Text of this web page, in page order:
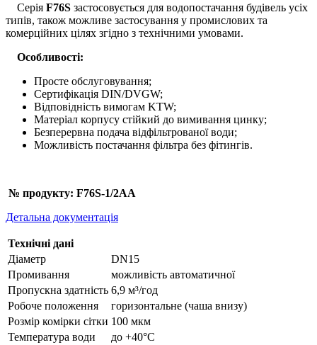
Серія F76S застосовується для водопостачання будівель усіх
типів, також можливе застосування у промислових та
комерційних цілях згідно з технічними умовами.
Особливості:
Просте обслуговування;
Сертифікація DIN/DVGW;
Відповідність вимогам KTW;
Матеріал корпусу стійкий до вимивання цинку;
Безперервна подача відфільтрованої води;
Можливість постачання фільтра без фітингів.
№ продукту: F76S-1/2AA
Детальна документація
Технічні дані
Діаметр
DN15
Промивання
можливість автоматичної
Пропускна здатність 6,9 м³/год
Робоче положення
горизонтальне (чаша внизу)
Розмір комірки сітки 100 мкм
Температура води
до +40°C